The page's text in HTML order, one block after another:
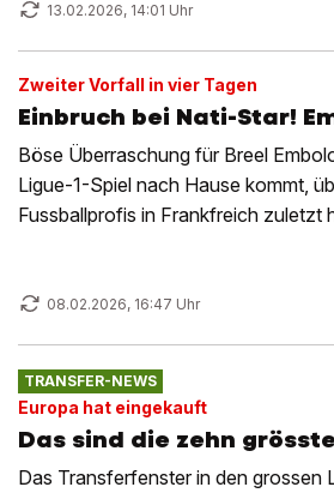
13.02.2026, 14:01 Uhr
Zweiter Vorfall in vier Tagen
Einbruch bei Nati-Star!
Böse Überraschung für Breel
Ligue-1-Spiel nach Hause kommt,
Fussballprofis in Frankfreich zuletzt
08.02.2026, 16:47 Uhr
TRANSFER-NEWS
Europa hat eingekauft
Das sind die zehn
Das Transferfenster in den grossen